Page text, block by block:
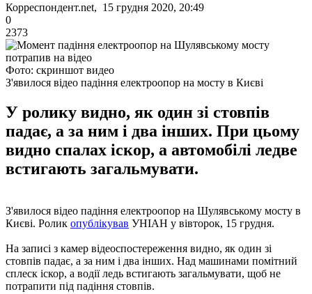
Корреспондент.net, 15 грудня 2020, 20:49
0
2373
Фото: скриншот видео
З'явилося відео падіння електроопор на мосту в Києві
У ролику видно, як один зі стовпів
падає, а за ним і два інших. При цьому
видно спалах іскор, а автомобілі ледве
встигають загальмувати.
З'явилося відео падіння електроопор на Шулявському мосту в
Києві. Ролик опублікував УНІАН у вівторок, 15 грудня.
На записі з камер відеоспостереження видно, як один зі
стовпів падає, а за ним і два інших. Над машинами помітний
сплеск іскор, а водії ледь встигають загальмувати, щоб не
потрапити під падіння стовпів.